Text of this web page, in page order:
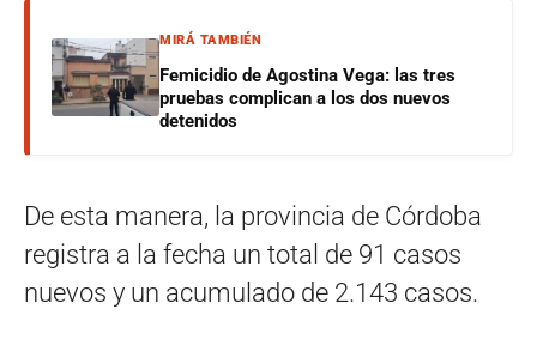
MIRÁ TAMBIÉN
Femicidio de Agostina Vega: las tres
pruebas complican a los dos nuevos
detenidos
De esta manera, la provincia de Córdoba
registra a la fecha un total de 91 casos
nuevos y un acumulado de 2.143 casos.